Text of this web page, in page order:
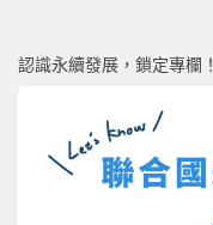
認識永續發展，鎖定專欄！